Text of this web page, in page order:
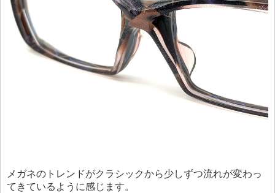
メガネのトレンドがクラシックから少しずつ流れが変わっ
てきているように感じます。